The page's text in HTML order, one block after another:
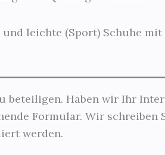
leichte (Sport) Schuhe
beteiligen. Haben wir Ihr
Formular. Wir schreiben
werden.